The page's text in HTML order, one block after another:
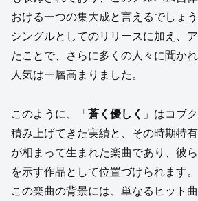
おける一つの集大成と言えるでしょう
シングルとしてのリリースに加え、
たことで、さらに多くの人々に聞か
人気は一層高まりました。
このように、「 蒼く優しく 」はコブ
積み上げてきた実績と、その時期特
が相まって生まれた楽曲であり、彼
を示す作品として位置づけられます。
この楽曲の背景には、単なるヒット